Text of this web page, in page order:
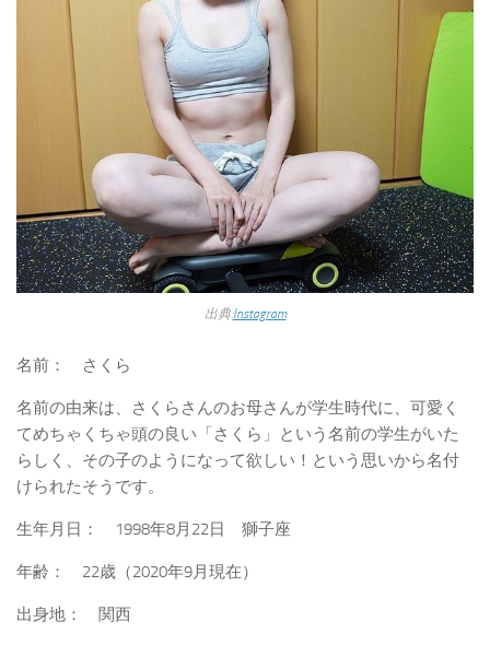
出典:Instagram
名前： さくら
名前の由来は、さくらさんのお母さんが学生時代に、可愛く
てめちゃくちゃ頭の良い「さくら」という名前の学生がいた
らしく、その子のようになって欲しい！という思いから名付
けられたそうです。
生年月日： 1998年8月22日 獅子座
年齢： 22歳（2020年9月現在）
出身地： 関西